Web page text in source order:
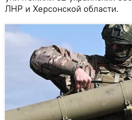
ЛНР и Херсонской области.